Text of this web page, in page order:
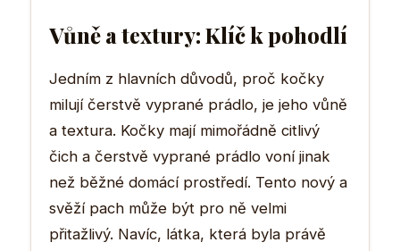
Vůně a textury: Klíč k pohodlí
Jedním z hlavních důvodů, proč kočky
milují čerstvě vyprané prádlo, je jeho vůně
a textura. Kočky mají mimořádně citlivý
čich a čerstvě vyprané prádlo voní jinak
než běžné domácí prostředí. Tento nový a
svěží pach může být pro ně velmi
přitažlivý. Navíc, látka, která byla právě